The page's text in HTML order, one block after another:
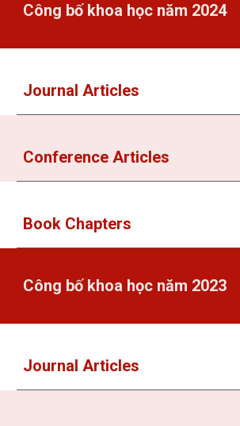
Công bố khoa học năm 2024
Journal Articles
Conference Articles
Book Chapters
Công bố khoa học năm 2023
Journal Articles